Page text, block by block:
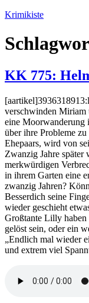
Zum
springen
Krimikiste
KK 775:
verschwinden Miriam
eine Moorwanderung
über ihre Probleme
Ehepaars, wird von
Zwanzig Jahre später
merkwürdigen
in ihrem Garten eine
zwanzig Jahren?
Besserdich seine
wieder geschieht
Großtante Lilly haben
gelöst sein, oder ein
„Endlich mal wieder
und extrem viel